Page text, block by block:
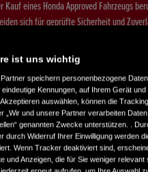
Kauf eines Honda Approved Fahrzeugs
sich für geprüfte Sicherheit und
garantiert. Diese Garantie können Sie
dass es sich nicht bei allen Fahrzeugen unter dem
mit dem Label "Honda Approved" handelt.
Approved" Logo gekennzeichnet. Wir empfehlen
Konditionen bei dem entsprechenden
SUCHEN
ist uns wichtig
Partner speichern personenbezogene
Kennungen, auf Ihrem Gerät und
auswählen, können die
„Wir und unsere Partner verarbeiten
genannten Zwecke unterstützen. .
durch Widerruf Ihrer Einwilligung werden
Wenn Tracker deaktiviert sind,
und Anzeigen, die für Sie weniger relevant